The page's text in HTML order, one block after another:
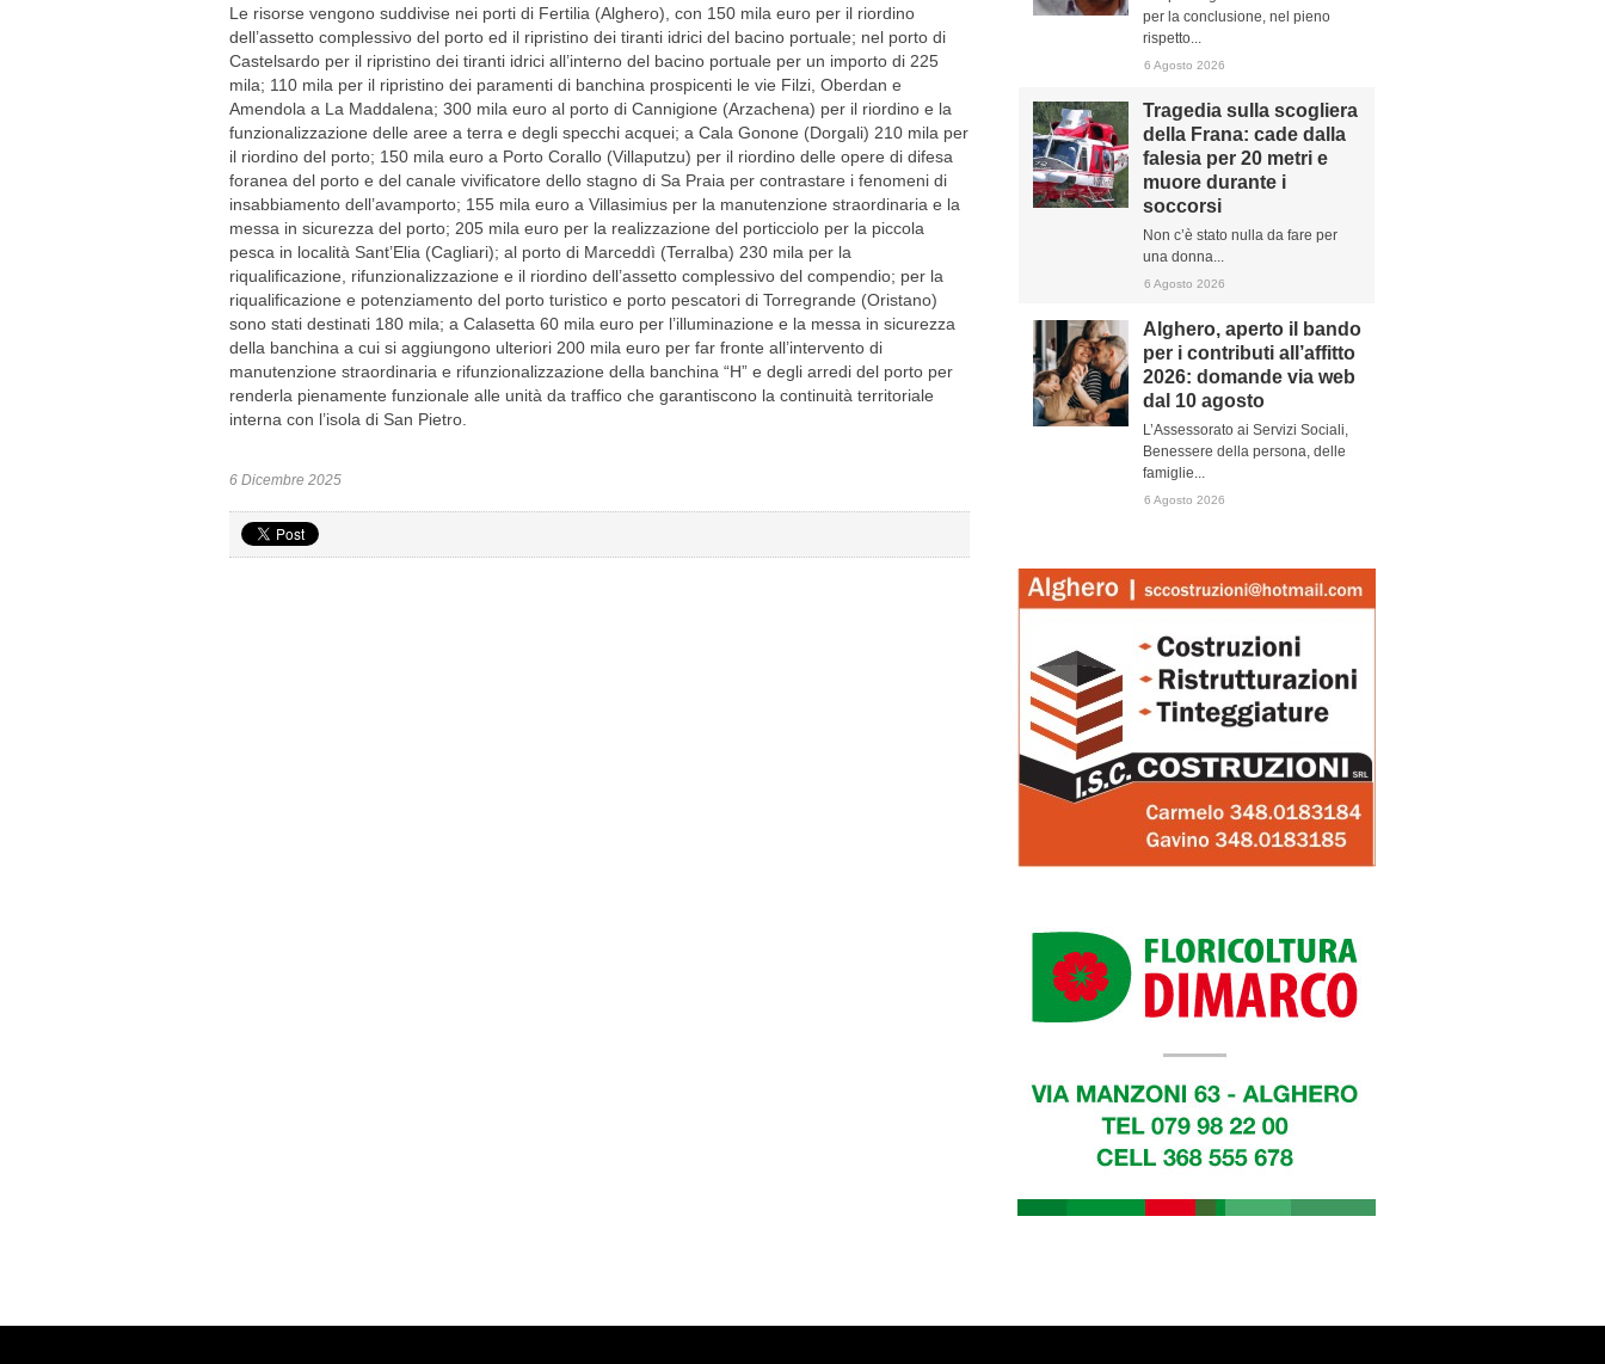
Le risorse vengono suddivise nei porti di Fertilia (Alghero), con 150 mila euro per il riordino
dell’assetto complessivo del porto ed il ripristino dei tiranti idrici del bacino portuale; nel porto di
Castelsardo per il ripristino dei tiranti idrici all’interno del bacino portuale per un importo di 225
mila; 110 mila per il ripristino dei paramenti di banchina prospicenti le vie Filzi, Oberdan e
Amendola a La Maddalena; 300 mila euro al porto di Cannigione (Arzachena) per il riordino e la
funzionalizzazione delle aree a terra e degli specchi acquei; a Cala Gonone (Dorgali) 210 mila per
il riordino del porto; 150 mila euro a Porto Corallo (Villaputzu) per il riordino delle opere di difesa
foranea del porto e del canale vivificatore dello stagno di Sa Praia per contrastare i fenomeni di
insabbiamento dell’avamporto; 155 mila euro a Villasimius per la manutenzione straordinaria e la
messa in sicurezza del porto; 205 mila euro per la realizzazione del porticciolo per la piccola
pesca in località Sant’Elia (Cagliari); al porto di Marceddì (Terralba) 230 mila per la
riqualificazione, rifunzionalizzazione e il riordino dell’assetto complessivo del compendio; per la
riqualificazione e potenziamento del porto turistico e porto pescatori di Torregrande (Oristano)
sono stati destinati 180 mila; a Calasetta 60 mila euro per l’illuminazione e la messa in sicurezza
della banchina a cui si aggiungono ulteriori 200 mila euro per far fronte all’intervento di
manutenzione straordinaria e rifunzionalizzazione della banchina “H” e degli arredi del porto per
renderla pienamente funzionale alle unità da traffico che garantiscono la continuità territoriale
interna con l’isola di San Pietro.
6 Dicembre 2025
per la conclusione, nel pieno
rispetto...
6 Agosto 2026
Tragedia sulla scogliera
della Frana: cade dalla
falesia per 20 metri e
muore durante i
soccorsi
Non c’è stato nulla da fare per
una donna...
6 Agosto 2026
Alghero, aperto il bando
per i contributi all’affitto
2026: domande via web
dal 10 agosto
L’Assessorato ai Servizi Sociali,
Benessere della persona, delle
famiglie...
6 Agosto 2026